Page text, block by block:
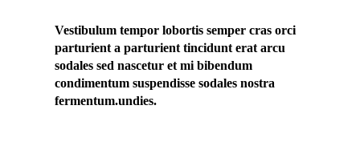
Vestibulum tempor lobortis semper cras orci
parturient a parturient tincidunt erat arcu
sodales sed nascetur et mi bibendum
condimentum suspendisse sodales nostra
fermentum.undies.